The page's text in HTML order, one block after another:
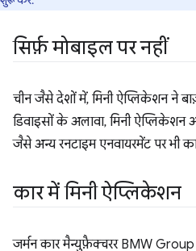
सिर्फ़ मोबाइल पर नहीं
चीन जैसे देशों में, मिनी ऐप्लिकेशन ने
डिवाइसों के अलावा, मिनी
जैसे अन्य रनटाइम एनवायरमेंट पर भी
कार में मिनी ऐप्लिकेशन
जर्मन कार मैन्युफ़ैक्चरर BMW